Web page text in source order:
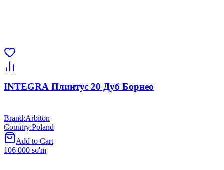
INTEGRA Плинтус 20 Дуб Борнео
Brand:Arbiton
Country:Poland
Add to Cart
106 000 so'm